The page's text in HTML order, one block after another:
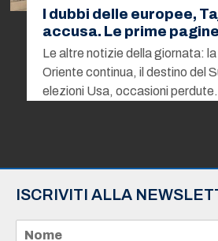
I dubbi delle europee,
accusa. Le prime pagine
Le altre notizie della giornata:
Oriente continua, il destino del
elezioni Usa, occasioni
ISCRIVITI ALLA